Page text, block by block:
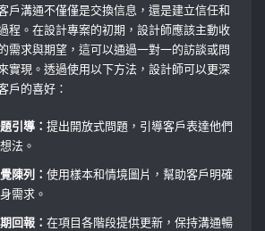
戶溝通不僅僅是交換信息，還是建立信任和
程。在設計專案的初期，設計師應該主動收
需求與期望，這可以通過一對一的訪談或問
實現。透過使用以下方法，設計師可以更深
戶的喜好：
引導：提出開放式問題，引導客戶表達他們
法。
陳列：使用樣本和情境圖片，幫助客戶明確
需求。
回報：在項目各階段提供更新，保持溝通暢